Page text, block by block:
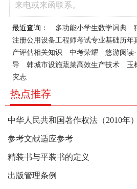
来电或来函联系。
最近查询： 多功能小学生数学词典
注册公用设备工程师考试专业基础历年
产评估相关知识
中考荣耀
悠游阅读
导
韩城市设施蔬菜高效生产技术
玉
灾志
热点推荐
中华人民共和国著作权法（2010年）
参考文献适应参考
精装书与平装书的定义
出版管理条例